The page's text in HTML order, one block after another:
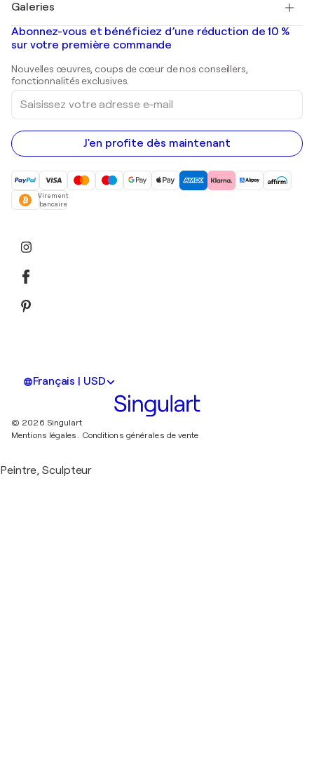
Banksy
Mr. Brainwash
Shepard Fairey
Tableaux abstraits à vendre
Peintures de paysage
Estampes
Peintures acryliques
Galeries
Galeries d'art en France
Galeries d'art en Belgique
Abonnez-vous et bénéficiez d’une réduction de 10 %
sur votre première commande
Nouvelles œuvres, coups de cœur de nos conseillers,
fonctionnalités exclusives.
Saisissez
votre
adresse
e-
mail
J'en profite dès maintenant
Virement
bancaire
Français | USD
© 2026 Singulart
Mentions légales. Conditions générales de vente
Peintre, Sculpteur